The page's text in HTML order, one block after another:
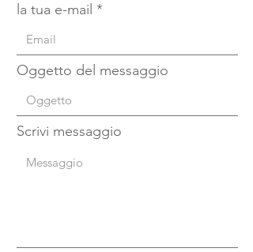
la tua e-mail
Oggetto del messaggio
Scrivi messaggio